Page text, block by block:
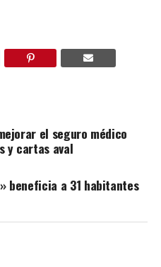
el seguro médico
y cartas aval
beneficia a 31 habitantes